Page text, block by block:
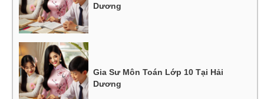
Dương
Gia Sư Môn Toán Lớp 10 Tại Hải
Dương